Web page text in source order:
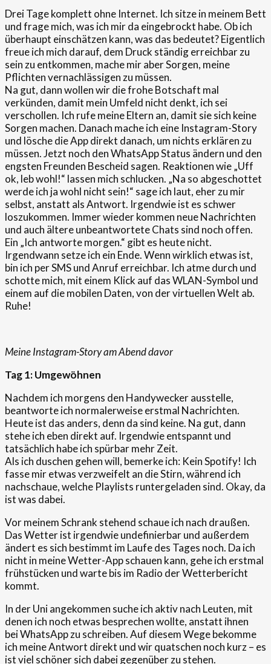
Drei Tage komplett ohne Internet. Ich sitze in meinem Bett
und frage mich, was ich mir da eingebrockt habe. Ob ich
überhaupt einschätzen kann, was das bedeutet? Eigentlich
freue ich mich darauf, dem Druck ständig erreichbar zu
sein zu entkommen, mache mir aber Sorgen, meine
Pflichten vernachlässigen zu müssen.
Na gut, dann wollen wir die frohe Botschaft mal
verkünden, damit mein Umfeld nicht denkt, ich sei
verschollen. Ich rufe meine Eltern an, damit sie sich keine
Sorgen machen. Danach mache ich eine Instagram-Story
und lösche die App direkt danach, um nichts erklären zu
müssen. Jetzt noch den WhatsApp Status ändern und den
engsten Freunden Bescheid sagen. Reaktionen wie „Uff
ok, leb wohl!“ lassen mich schlucken. „Na so abgeschottet
werde ich ja wohl nicht sein!“ sage ich laut, eher zu mir
selbst, anstatt als Antwort. Irgendwie ist es schwer
loszukommen. Immer wieder kommen neue Nachrichten
und auch ältere unbeantwortete Chats sind noch offen.
Ein „Ich antworte morgen.“ gibt es heute nicht.
Irgendwann setze ich ein Ende. Wenn wirklich etwas ist,
bin ich per SMS und Anruf erreichbar. Ich atme durch und
schotte mich, mit einem Klick auf das WLAN-Symbol und
einem auf die mobilen Daten, von der virtuellen Welt ab.
Ruhe!
Meine Instagram-Story am Abend davor
Tag1:Umgewöhnen
Nachdem ich morgens den Handywecker ausstelle,
beantworte ich normalerweise erstmal Nachrichten.
Heute ist das anders, denn da sind keine. Na gut, dann
stehe ich eben direkt auf. Irgendwie entspannt und
tatsächlich habe ich spürbar mehr Zeit.
Als ich duschen gehen will, bemerke ich: Kein Spotify! Ich
fasse mir etwas verzweifelt an die Stirn, während ich
nachschaue, welche Playlists runtergeladen sind. Okay, da
ist was dabei.
Vor meinem Schrank stehend schaue ich nach draußen.
Das Wetter ist irgendwie undefinierbar und außerdem
ändert es sich bestimmt im Laufe des Tages noch. Da ich
nicht in meine Wetter-App schauen kann, gehe ich erstmal
frühstücken und warte bis im Radio der Wetterbericht
kommt.
In der Uni angekommen suche ich aktiv nach Leuten, mit
denen ich noch etwas besprechen wollte, anstatt ihnen
bei WhatsApp zu schreiben. Auf diesem Wege bekomme
ich meine Antwort direkt und wir quatschen noch kurz – es
ist viel schöner sich dabei gegenüber zu stehen.